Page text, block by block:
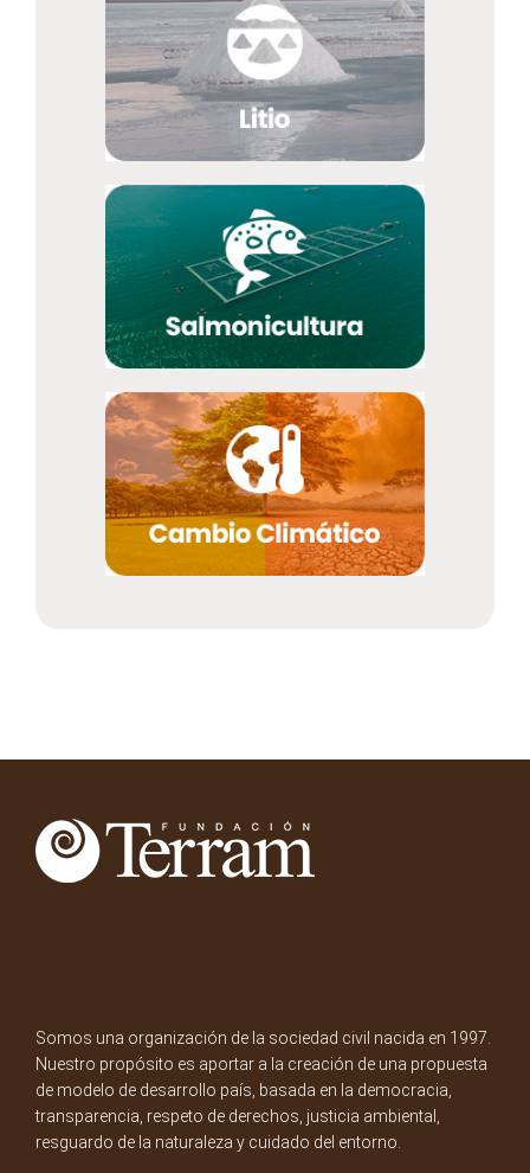
Somos una organización de la sociedad civil nacida en 1997.
Nuestro propósito es aportar a la creación de una propuesta
de modelo de desarrollo país, basada en la democracia,
transparencia, respeto de derechos, justicia ambiental,
resguardo de la naturaleza y cuidado del entorno.